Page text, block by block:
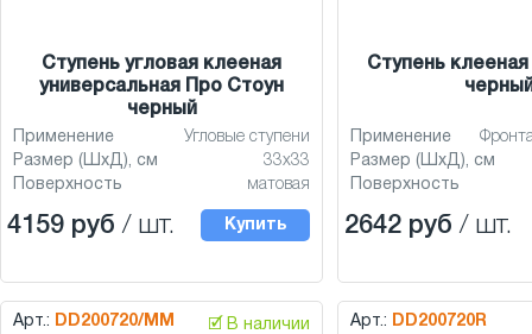
Ступень угловая клееная
универсальная Про Стоун
черный
Применение
Угловые ступени
Размер (ШхД), см
33x33
Поверхность
матовая
4159 руб / шт. Купить
Ступень
Применение
Размер (ШхД), см
Поверхность
2642 руб / шт.
Арт.: DD200720/MM 🗹 В наличии Арт.: DD200720R